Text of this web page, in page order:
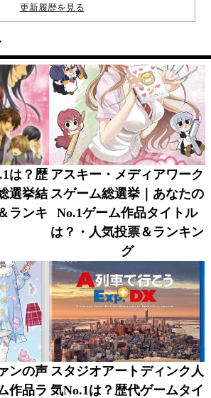
更新履歴を見る
は？歴
選挙結
ランキ
アスキー・メディアワーク
スゲーム総選挙｜あなたの
No.1ゲーム作品タイトル
は？・人気投票＆ランキン
グ
ンの声
作品ラ
スタジオアートディンク人
気No.1は？歴代ゲームタイ